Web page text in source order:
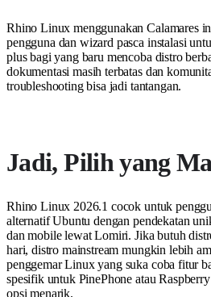
Rhino Linux menggunakan Calamares
pengguna dan wizard pasca instalasi
plus bagi yang baru mencoba distro
dokumentasi masih terbatas dan
troubleshooting bisa jadi tantangan.
Jadi, Pilih yang
Rhino Linux 2026.1 cocok untuk
alternatif Ubuntu dengan pendekatan
dan mobile lewat Lomiri. Jika butuh
hari, distro mainstream mungkin lebih
penggemar Linux yang suka coba fitur
spesifik untuk PinePhone atau
opsi menarik.